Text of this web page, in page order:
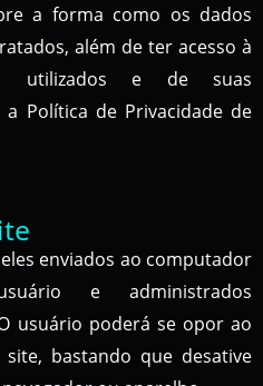
a forma como os dados
além de ter acesso à
utilizados e de suas
a Política de Privacidade de
enviados ao computador
e administrados
usuário poderá se opor ao
bastando que desative